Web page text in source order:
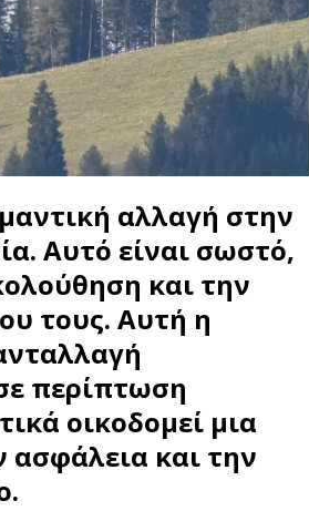
αλλαγή στην
Αυτό είναι σωστό,
και την
τους. Αυτή η
περίπτωση
οικοδομεί μια
ασφάλεια και την